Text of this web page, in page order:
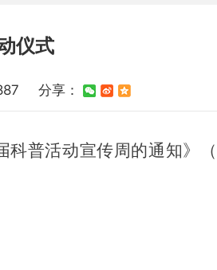
仪式
分享：
科普活动宣传周的通知》（